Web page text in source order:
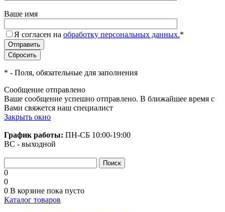
Ваше имя
Я согласен на обработку персональных данных.*
* - Поля, обязательные для заполнения
Сообщение отправлено
Ваше сообщение успешно отправлено. В ближайшее время с
Вами свяжется наш специалист
Закрыть окно
График работы: ПН-СБ 10:00-19:00
ВС - выходной
0
0
0 В корзине пока пусто
Каталог товаров